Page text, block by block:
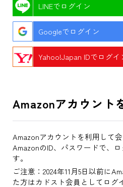
LINEでログイン
Googleでログイン
Yahoo!Japan IDでログイ
Amazonアカウント
Amazonアカウントを利用して
AmazonのID、パスワードで、
す。
ご注意：2024年11月5日以前に
た方はカドスト会員としてログ